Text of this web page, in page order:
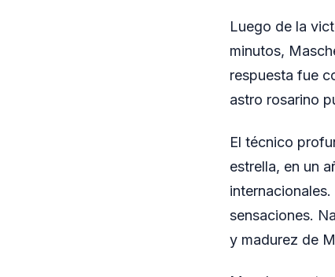
Luego de la
minutos,
respuesta fue
astro rosarino
El técnico
estrella, en un
sensaciones.
y madurez de